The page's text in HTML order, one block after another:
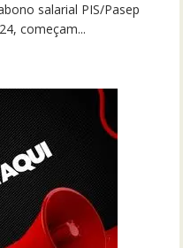
salarial PIS/Pasep
começam...